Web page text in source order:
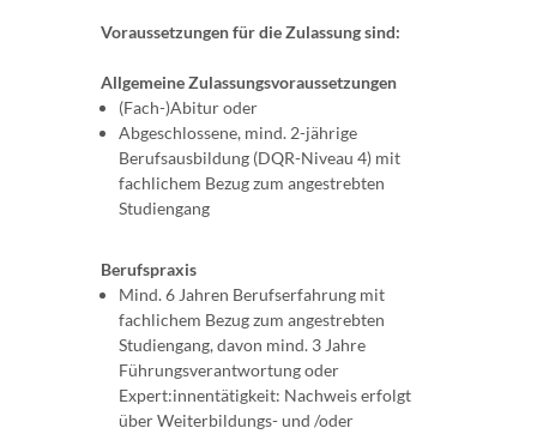
Voraussetzungen für die Zulassung sind:
Allgemeine Zulassungsvoraussetzungen
(Fach-)Abitur oder
Abgeschlossene, mind. 2-jährige
Berufsausbildung (DQR-Niveau 4) mit
fachlichem Bezug zum angestrebten
Studiengang
Berufspraxis
Mind. 6 Jahren Berufserfahrung mit
fachlichem Bezug zum angestrebten
Studiengang, davon mind. 3 Jahre
Führungsverantwortung oder
Expert:innentätigkeit: Nachweis erfolgt
über Weiterbildungs- und /oder